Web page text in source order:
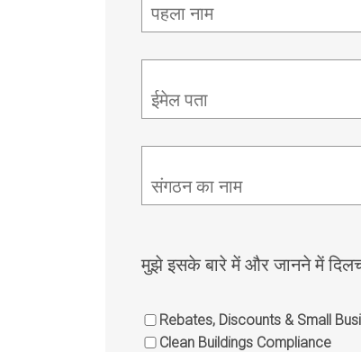
पहला नाम
ईमेल पता
संगठन का नाम
मुझे इसके बारे में और जानने में
Rebates, Discounts & Small
Clean Buildings Compliance